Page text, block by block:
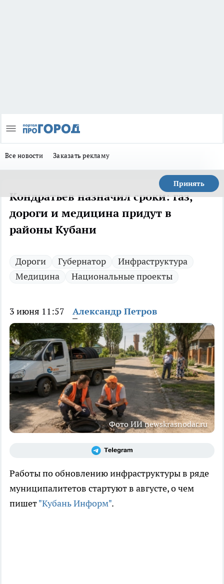
Все новости Заказать рекламу
Принять
Кондратьев назначил сроки: газ,
дороги и медицина придут в
районы Кубани
Дороги Губернатор
Инфраструктура
Медицина
Национальные проекты
3 июня 11:57 Александр Петров
Фото ИИ newskrasnodar.ru
Работы по обновлению инфраструктуры в ряде
муниципалитетов стартуют в августе, о чем
пишет"Кубань Информ".